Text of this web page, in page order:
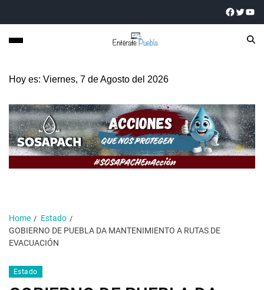
Hoy es: Viernes, 7 de Agosto del 2026
Home
Estado
GOBIERNO DE PUEBLA DA MANTENIMIENTO A RUTAS DE
EVACUACIÓN
Estado